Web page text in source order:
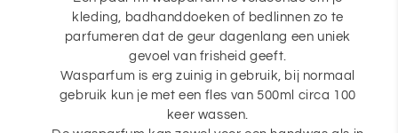
kleding, badhanddoeken of bedlinnen zo te
parfumeren dat de geur dagenlang een uniek
gevoel van frisheid geeft.
Wasparfum is erg zuinig in gebruik, bij normaal
gebruik kun je met een fles van 500ml circa 100
keer wassen.